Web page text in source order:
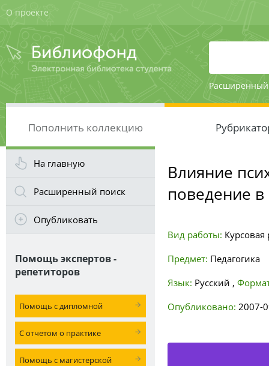
О проекте
Расширенный
Пополнить коллекцию
На главную
Расширенный поиск
Опубликовать
Помощь экспертов -
репетиторов
Помощь с дипломной
С отчетом о практике
Помощь с магистерской
Влияние
поведение
Вид работы: Курсовая
Предмет: Педагогика
Язык: Русский ,
Опубликовано: 2007-